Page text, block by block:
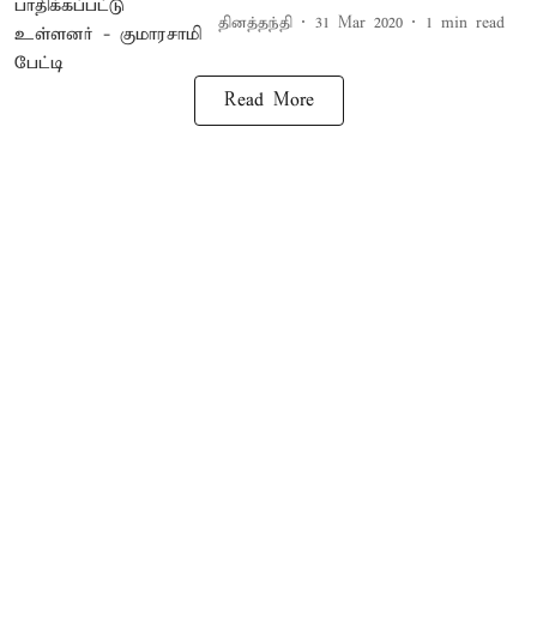
தினத்தந்தி 31 Mar 2020 1 min read
Read More